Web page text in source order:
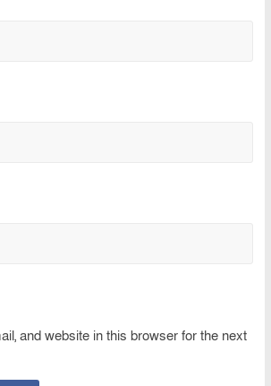
and website in this browser for the next